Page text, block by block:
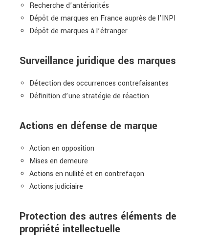
Recherche d’antériorités
Dépôt de marques en France auprès de l’INPI
Dépôt de marques à l’étranger
Surveillance juridique des marques
Détection des occurrences contrefaisantes
Définition d’une stratégie de réaction
Actions en défense de marque
Action en opposition
Mises en demeure
Actions en nullité et en contrefaçon
Actions judiciaire
Protection des autres éléments de
propriété intellectuelle